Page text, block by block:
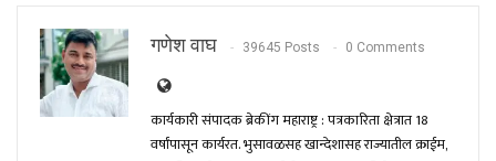
गणेश वाघ 39645 Posts 0 Comments
कार्यकारी संपादक ब्रेकींग महाराष्ट्र : पत्रकारिता क्षेत्रात 18
वर्षांपासून कार्यरत. भुसावळसह खान्देशासह राज्यातील क्राईम,